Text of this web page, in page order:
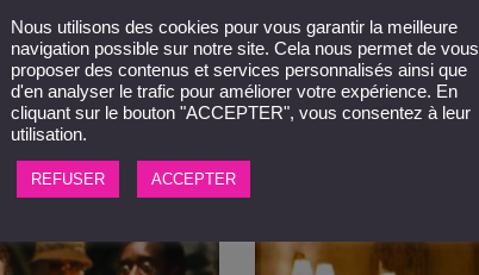
Nous utilisons des cookies pour vous garantir la meilleure
navigation possible sur notre site. Cela nous permet de vous
proposer des contenus et services personnalisés ainsi que
d'en analyser le trafic pour améliorer votre expérience. En
cliquant sur le bouton "ACCEPTER", vous consentez à leur
utilisation.
REFUSER ACCEPTER